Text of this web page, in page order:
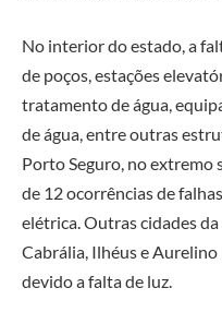
No interior do estado, a
de poços, estações
tratamento de água,
de água, entre outras
Porto Seguro, no extremo
de 12 ocorrências de
elétrica. Outras cidades
Cabrália, Ilhéus e Aurelino
devido a falta de luz.